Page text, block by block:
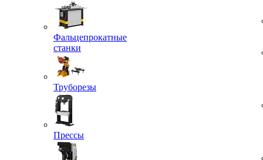
Фальцепрокатные
станки
Труборезы
Прессы